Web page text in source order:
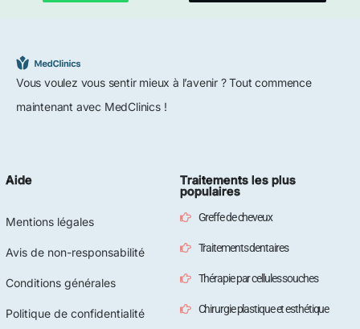
Vous voulez vous sentir mieux à l’avenir ? Tout commence
maintenant avec MedClinics !
Aide
Mentions légales
Avis de non-responsabilité
Conditions générales
Politique de confidentialité
Traitements les plus
populaires
Greffe de cheveux
Traitements dentaires
Thérapie par cellules souches
Chirurgie plastique et esthétique